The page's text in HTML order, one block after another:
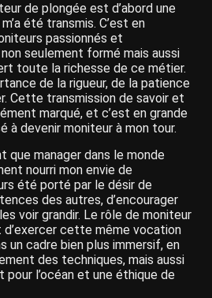
de plongée est d’abord une
été transmis. C’est en
passionnés et
seulement formé mais aussi
toute la richesse de ce métier.
de la rigueur, de la patience
Cette transmission de savoir et
marqué, et c’est en grande
à devenir moniteur à mon tour.
que manager dans le monde
nourri mon envie de
été porté par le désir de
des autres, d’encourager
voir grandir. Le rôle de moniteur
cette même vocation
un cadre bien plus immersif, en
des techniques, mais aussi
pour l’océan et une éthique de